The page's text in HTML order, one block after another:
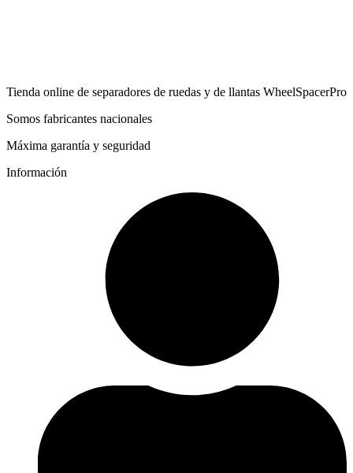
Tienda online de separadores de ruedas y de llantas WheelSpacerPro
Somos fabricantes nacionales
Máxima garantía y seguridad
Información